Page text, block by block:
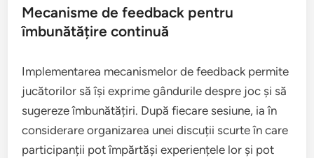
Mecanisme de feedback pentru
îmbunătățire continuă
Implementarea mecanismelor de feedback permite
jucătorilor să își exprime gândurile despre joc și să
sugereze îmbunătățiri. După fiecare sesiune, ia în
considerare organizarea unei discuții scurte în care
participanții pot împărtăși experiențele lor și pot